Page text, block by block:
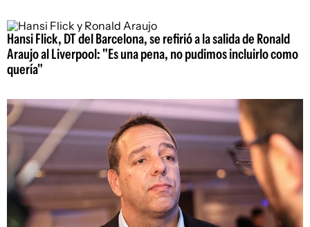
Hansi Flick, DT del Barcelona, se refirió a la salida de Ronald
Araujo al Liverpool: "Es una pena, no pudimos incluirlo como
quería"